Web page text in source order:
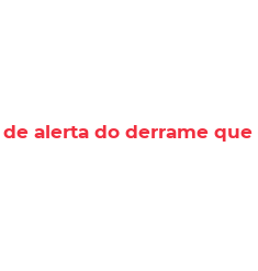
de alerta do derrame